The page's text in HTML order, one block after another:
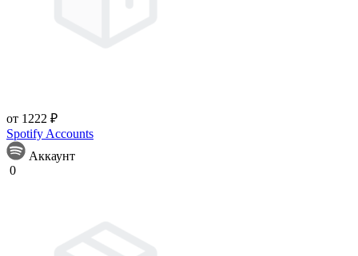
от 1222 ₽
Spotify Accounts
Аккаунт
0